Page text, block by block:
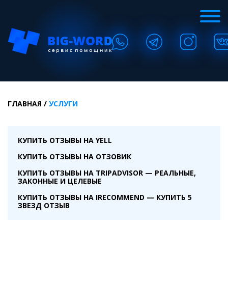
ГЛАВНАЯ / УСЛУГИ
КУПИТЬ ОТЗЫВЫ НА YELL
КУПИТЬ ОТЗЫВЫ НА ОТЗОВИК
КУПИТЬ ОТЗЫВЫ НА TRIPADVISOR — РЕАЛЬНЫЕ,
ЗАКОННЫЕ И ЦЕЛЕВЫЕ
КУПИТЬ ОТЗЫВЫ НА IRECOMMEND — КУПИТЬ 5
ЗВЕЗД ОТЗЫВ